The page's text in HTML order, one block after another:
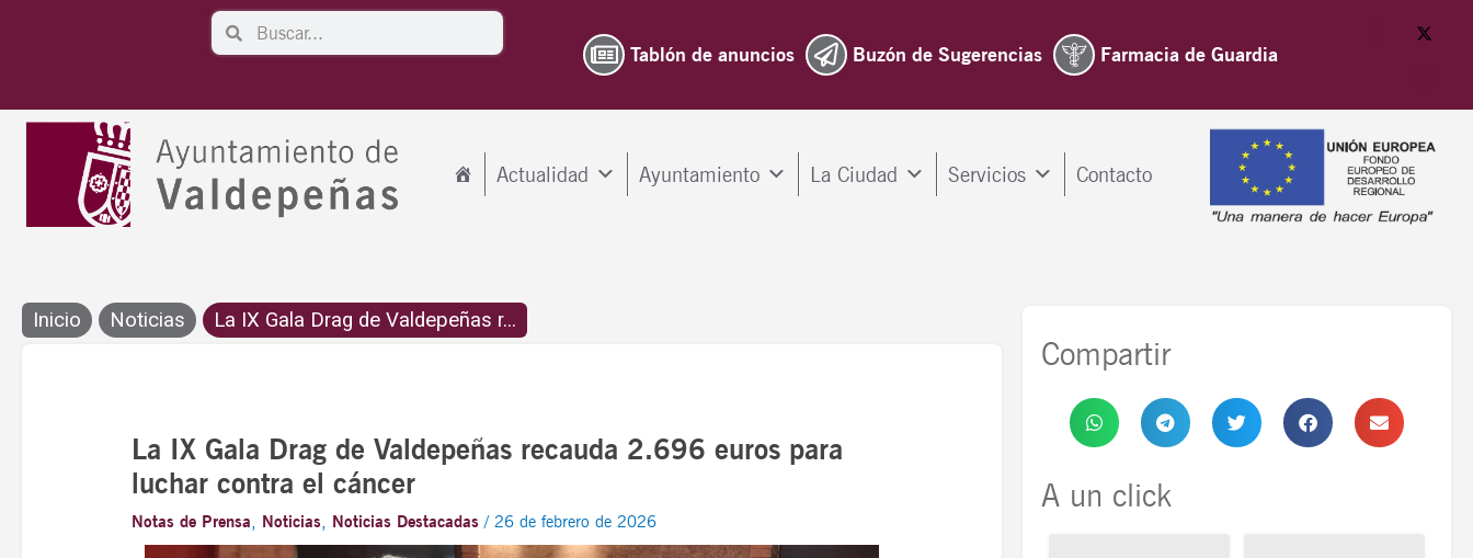
SearchSearch
Tablón de anuncios Buzón de Sugerencias Farmacia de Guardia
Actualidad Ayuntamiento La Ciudad Servicios Contacto
Inicio Noticias La IX Gala Drag de Valdepeñas r...
La IX Gala Drag de Valdepeñas recauda 2.696 euros para
luchar contra el cáncer
Notas de Prensa, Noticias, Noticias Destacadas /26 de febrero de 2026
Compartir
A un click